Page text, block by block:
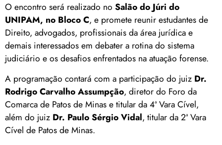
O encontro será realizado no Salão do Júri do
UNIPAM, no Bloco C, e promete reunir estudantes de
Direito, advogados, profissionais da área jurídica e
demais interessados em debater a rotina do sistema
judiciário e os desafios enfrentados na atuação forense.
A programação contará com a participação do juiz Dr.
Rodrigo Carvalho Assumpção, diretor do Foro da
Comarca de Patos de Minas e titular da 4ª Vara Cível,
além do juiz Dr. Paulo Sérgio Vidal, titular da 2ª Vara
Cível de Patos de Minas.